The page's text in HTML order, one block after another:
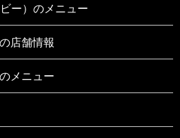
ー）のメニュー
店舗情報
メニュー